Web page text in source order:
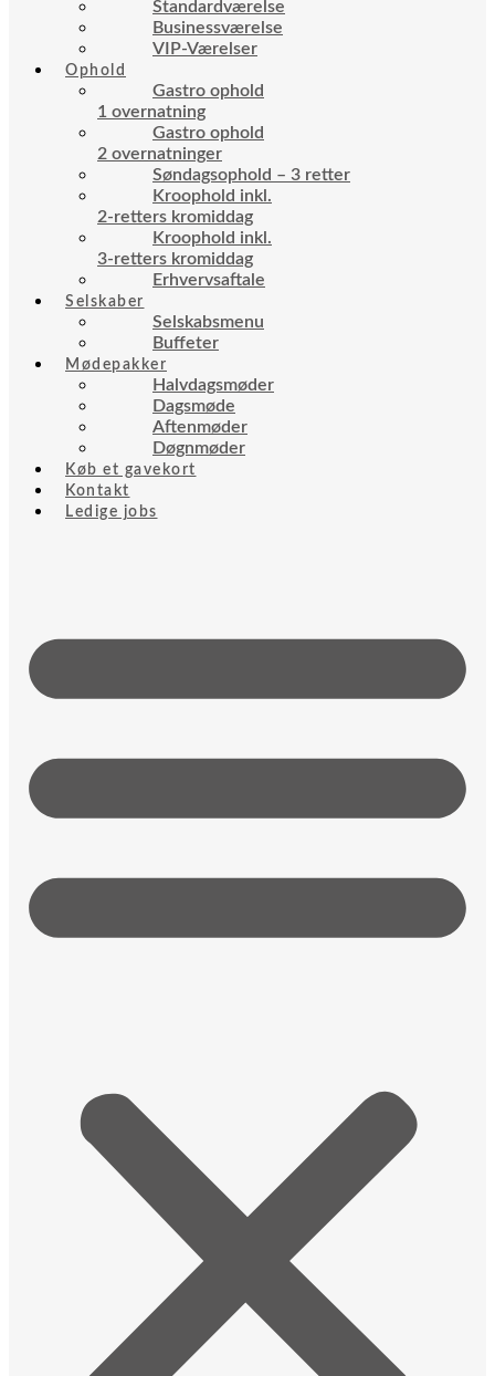
Standardværelse
Businessværelse
VIP-Værelser
Ophold
Gastro ophold
1 overnatning
Gastro ophold
2 overnatninger
Søndagsophold – 3 retter
Kroophold inkl.
2-retters kromiddag
Kroophold inkl.
3-retters kromiddag
Erhvervsaftale
Selskaber
Selskabsmenu
Buffeter
Mødepakker
Halvdagsmøder
Dagsmøde
Aftenmøder
Døgnmøder
Køb et gavekort
Kontakt
Ledige jobs